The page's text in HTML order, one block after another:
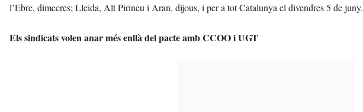
l’Ebre, dimecres; Lleida, Alt Pirineu i Aran, dijous, i per a tot Catalunya el divendres 5 de juny.
Els sindicats volen anar més enllà del pacte amb CCOO i UGT